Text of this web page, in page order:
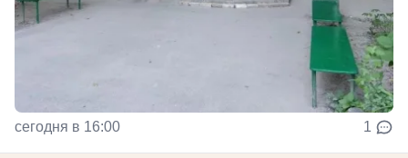
сегодня в 16:00 1